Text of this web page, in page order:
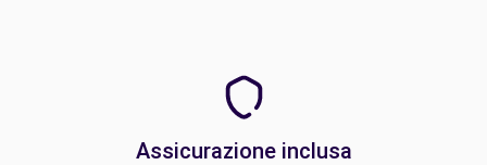
Assicurazione inclusa